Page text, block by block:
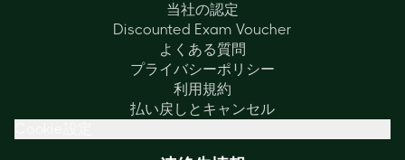
当社の認定
Discounted Exam Voucher
よくある質問
プライバシーポリシー
利用規約
払い戻しとキャンセル